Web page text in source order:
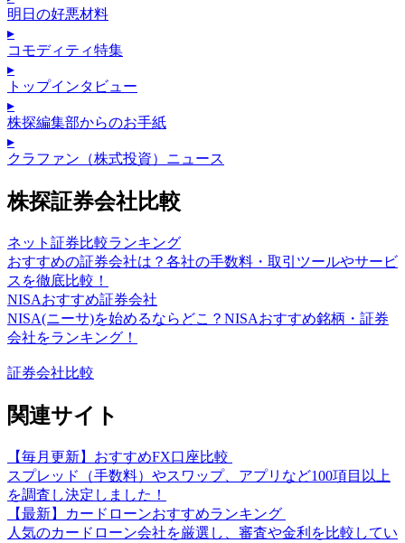
明日の好悪材料
▸
コモディティ特集
▸
トップインタビュー
▸
株探編集部からのお手紙
▸
クラファン（株式投資）ニュース
株探証券会社比較
ネット証券比較ランキング
おすすめの証券会社は？各社の手数料・取引ツールやサービ
スを徹底比較！
NISAおすすめ証券会社
NISA(ニーサ)を始めるならどこ？NISAおすすめ銘柄・証券
会社をランキング！
証券会社比較
関連サイト
【毎月更新】おすすめFX口座比較
スプレッド（手数料）やスワップ、アプリなど100項目以上
を調査し決定しました！
【最新】カードローンおすすめランキング
人気のカードローン会社を厳選し、審査や金利を比較してい